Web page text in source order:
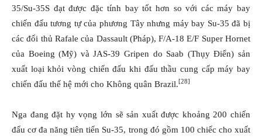
35/Su-35S đạt được đặc tính bay tốt hơn so với các máy bay
chiến đấu tương tự của phương Tây nhưng máy bay Su-35 đã bị
các đối thủ Rafale của Dassault (Pháp), F/A-18 E/F Super Hornet
của Boeing (Mỹ) và JAS-39 Gripen do Saab (Thụy Điển) sản
xuất loại khỏi vòng chiến đấu khi đấu thầu cung cấp máy bay
chiến đấu thế hệ mới cho Không quân Brazil.[28]
Nga đang đặt hy vọng lớn sẽ sản xuất được khoảng 200 chiến
đấu cơ đa năng tiên tiến Su-35, trong đó gồm 100 chiếc cho xuất